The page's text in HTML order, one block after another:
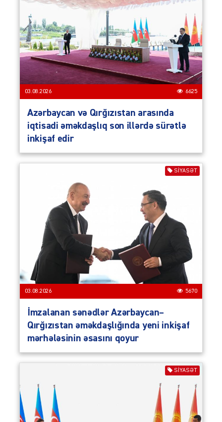
03.08.2026 6625
Azərbaycan və Qırğızıstan arasında
iqtisadi əməkdaşlıq son illərdə sürətlə
inkişaf edir
SIYASƏT
03.08.2026 5670
İmzalanan sənədlər Azərbaycan–
Qırğızıstan əməkdaşlığında yeni inkişaf
mərhələsinin əsasını qoyur
SIYASƏT